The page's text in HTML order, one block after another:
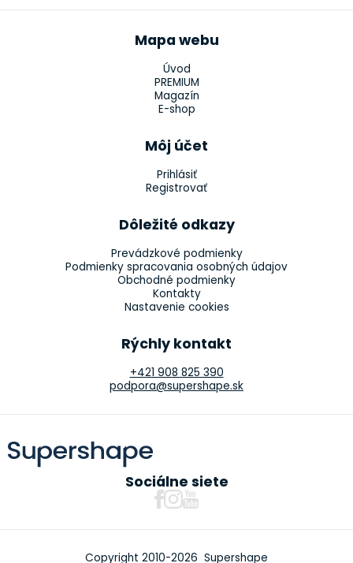
Mapa webu
Úvod
PREMIUM
Magazín
E-shop
Môj účet
Prihlásiť
Registrovať
Dôležité odkazy
Prevádzkové podmienky
Podmienky spracovania osobných údajov
Obchodné podmienky
Kontakty
Nastavenie cookies
Rýchly kontakt
+421 908 825 390
podpora@supershape.sk
Sociálne siete
Copyright 2010-2026 Supershape